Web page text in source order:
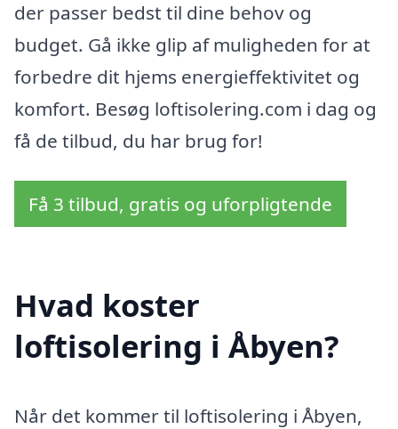
der passer bedst til dine behov og
budget. Gå ikke glip af muligheden for at
forbedre dit hjems energieffektivitet og
komfort. Besøg loftisolering.com i dag og
få de tilbud, du har brug for!
Få 3 tilbud, gratis og uforpligtende
Hvad koster
loftisolering i Åbyen?
Når det kommer til loftisolering i Åbyen,